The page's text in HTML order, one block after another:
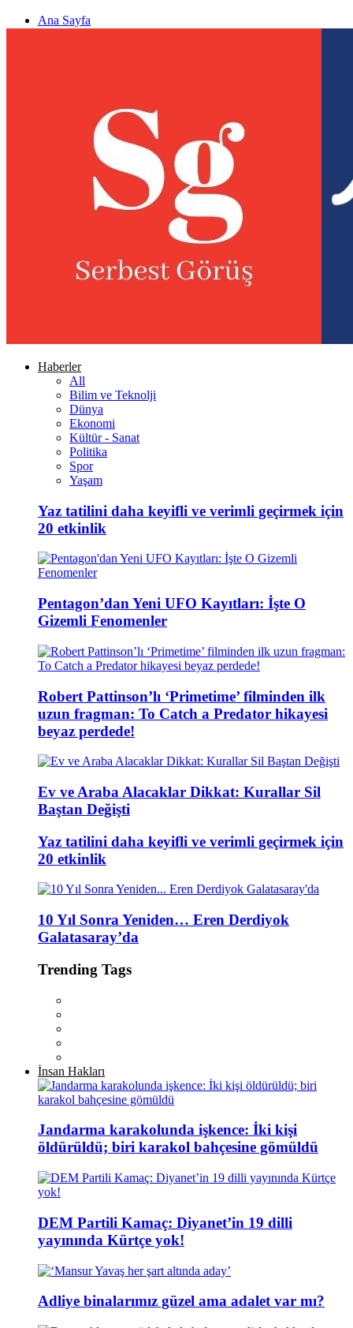
Ana Sayfa
Haberler
All
Bilim ve Teknolji
Dünya
Ekonomi
Kültür - Sanat
Politika
Spor
Yaşam
Yaz tatilini daha keyifli ve verimli geçirmek için
20 etkinlik
Pentagon’dan Yeni UFO Kayıtları: İşte O
Gizemli Fenomenler
Robert Pattinson’lı ‘Primetime’ filminden ilk
uzun fragman: To Catch a Predator hikayesi
beyaz perdede!
Ev ve Araba Alacaklar Dikkat: Kurallar Sil
Baştan Değişti
Yaz tatilini daha keyifli ve verimli geçirmek için
20 etkinlik
10 Yıl Sonra Yeniden… Eren Derdiyok
Galatasaray’da
Trending Tags
İnsan Hakları
Jandarma karakolunda işkence: İki kişi
öldürüldü; biri karakol bahçesine gömüldü
DEM Partili Kamaç: Diyanet’in 19 dilli
yayınında Kürtçe yok!
Adliye binalarımız güzel ama adalet var mı?